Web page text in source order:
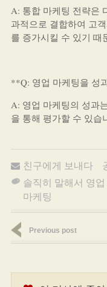
A: 통합 마케팅 전략은
과적으로 결합하여 고
를 증가시킬 수 있기 때
**Q: 영업 마케팅을 성
A: 영업 마케팅의 성과
을 통해 평가할 수 있습
친구에게 보내다
솔직히 말해서 영
마케팅
Previous post